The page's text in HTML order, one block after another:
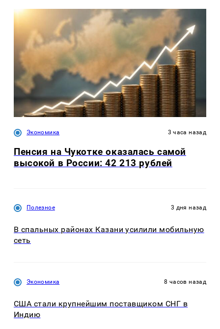
Экономика 3 часа назад
Пенсия на Чукотке оказалась самой
высокой в России: 42 213 рублей
Полезное 3 дня назад
В спальных районах Казани усилили мобильную
сеть
Экономика 8 часов назад
США стали крупнейшим поставщиком СНГ в
Индию